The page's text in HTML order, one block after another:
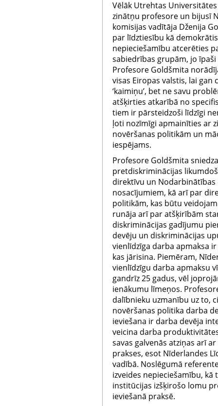
Vēlāk Utrehtas
zinātņu profesore un bijusī
komisijas vadītāja Dženija
par līdztiesību kā
nepieciešamību atcerēties
sabiedrības grupām, jo
Profesore Goldšmita
visas Eiropas valstis, lai gan
‘kaimiņu’, bet ne savu
atšķirties atkarībā no
tiem ir pārsteidzoši līdzīgi
ļoti nozīmīgi apmainīties ar
novēršanas politikām un
iespējams.
Profesore Goldšmita
pretdiskriminācijas
direktīvu un
nosacījumiem, kā arī par
politikām, kas būtu
runāja arī par atšķirībām
diskriminācijas gadījumu
devēju un diskriminācijas
vienlīdzīga darba apmaksa
kas jārisina. Piemēram,
vienlīdzīgu darba apmaksu
gandrīz 25 gadus, vēl
ienākumu līmeņos.
dalībnieku uzmanību uz to,
novēršanas politika darba
ieviešana ir darba devēja
veicina darba
savas galvenās atziņas arī
prakses, esot Nīderlandes
vadībā. Noslēgumā
izveides nepieciešamību, kā
institūcijas izšķirošo lomu
ieviešanā praksē.